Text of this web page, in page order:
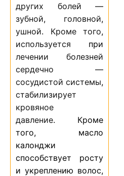
других
болей —
зубной, головной,
ушной. Кроме того,
используется при
лечении
болезней
сердечно —
сосудистой системы,
стабилизирует
кровяное
давление. Кроме
того, масло
калонджи
способствует росту
и укреплению волос,